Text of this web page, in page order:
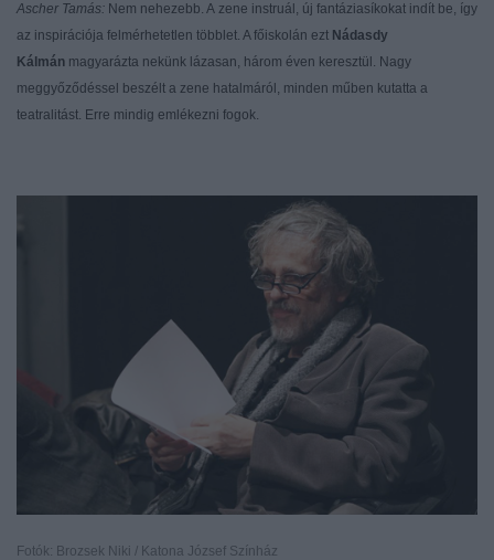
Ascher Tamás: Nem nehezebb. A zene instruál, új fantáziasíkokat indít be, így
az inspirációja felmérhetetlen többlet. A főiskolán ezt Nádasdy
Kálmán magyarázta nekünk lázasan, három éven keresztül. Nagy
meggyőződéssel beszélt a zene hatalmáról, minden műben kutatta a
teatralitást. Erre mindig emlékezni fogok.
Fotók: Brozsek Niki / Katona József Színház